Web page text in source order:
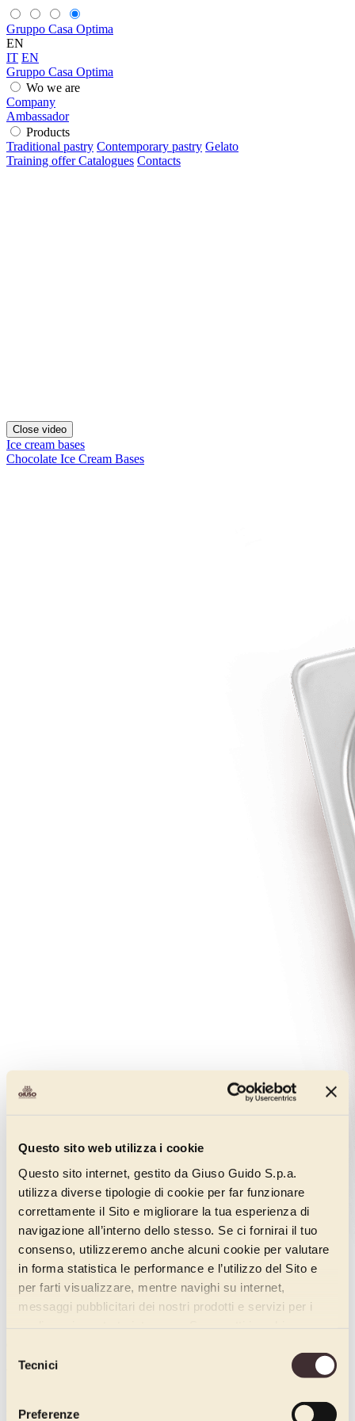
Questo sito web utilizza i cookie
Questo sito internet, gestito da Giuso Guido S.p.a.
utilizza diverse tipologie di cookie per far funzionare
correttamente il Sito e migliorare la tua esperienza di
navigazione all’interno dello stesso. Se ci fornirai il tuo
consenso, utilizzeremo anche alcuni cookie per valutare
in forma statistica le performance e l’utilizzo del Sito e
per farti visualizzare, mentre navighi su internet,
messaggi pubblicitari dei nostri prodotti e servizi per i
delTecnici
Preferenze
Gruppo Casa Optima
EN
IT EN
Gruppo Casa Optima
Wo we are
Company
Ambassador
Products
Traditional pastry Contemporary pastry Gelato
Training offerCatalogues Contacts
Close video
Ice cream bases
Chocolate Ice Cream Bases
00040180
Weight kg:
Packaging: